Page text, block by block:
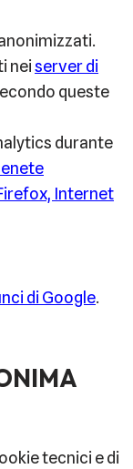
neiserver di
queste
durante
Internet
di Google.
tecnici e di